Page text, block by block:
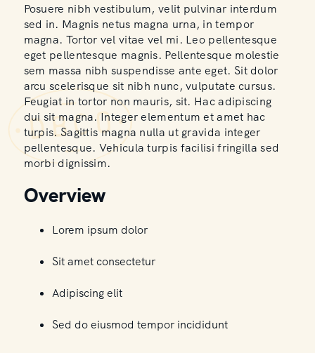
Posuere nibh vestibulum, velit pulvinar interdum
sed in. Magnis netus magna urna, in tempor
magna. Tortor vel vitae vel mi. Leo pellentesque
eget pellentesque magnis. Pellentesque molestie
sem massa nibh suspendisse ante eget. Sit dolor
arcu scelerisque sit nibh nunc, vulputate cursus.
Feugiat in tortor non mauris, sit. Hac adipiscing
dui sit magna. Integer elementum et amet hac
turpis. Sagittis magna nulla ut gravida integer
pellentesque. Vehicula turpis facilisi fringilla sed
morbi dignissim.
Overview
Lorem ipsum dolor
Sit amet consectetur
Adipiscing elit
Sed do eiusmod tempor incididunt